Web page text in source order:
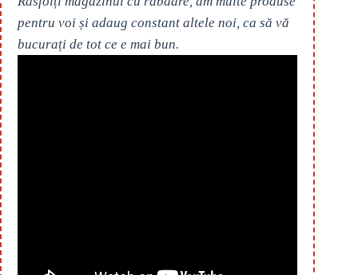
pentru voi și adaug constant altele noi, ca să vă
bucurați de tot ce e mai bun.